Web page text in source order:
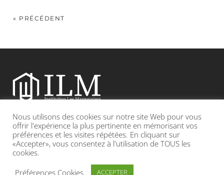
« PRÉCÉDENT
Etablissement catholique sous contrat d’association avec l’Etat
Adresse : 19, Grande rue 69420 CONDRIEU
INFOS LÉGALES POLITIQUE DE CONFIDENTIALITÉ
Nous utilisons des cookies sur notre site Web pour vous
offrir l'expérience la plus pertinente en mémorisant vos
préférences et les visites répétées. En cliquant sur
«Accepter», vous consentez à l'utilisation de TOUS les
cookies.
Préférences Cookies
ACCEPTER